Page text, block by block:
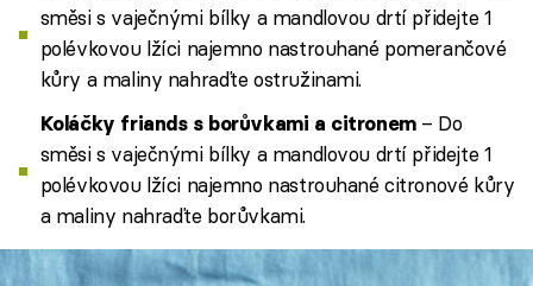
směsi s vaječnými bílky a mandlovou drtí přidejte 1
polévkovou lžíci najemno nastrouhané pomerančové
kůry a maliny nahraďte ostružinami.
Koláčky friands s borůvkami a citronem– Do
směsi s vaječnými bílky a mandlovou drtí přidejte 1
polévkovou lžíci najemno nastrouhané citronové kůry
a maliny nahraďte borůvkami.